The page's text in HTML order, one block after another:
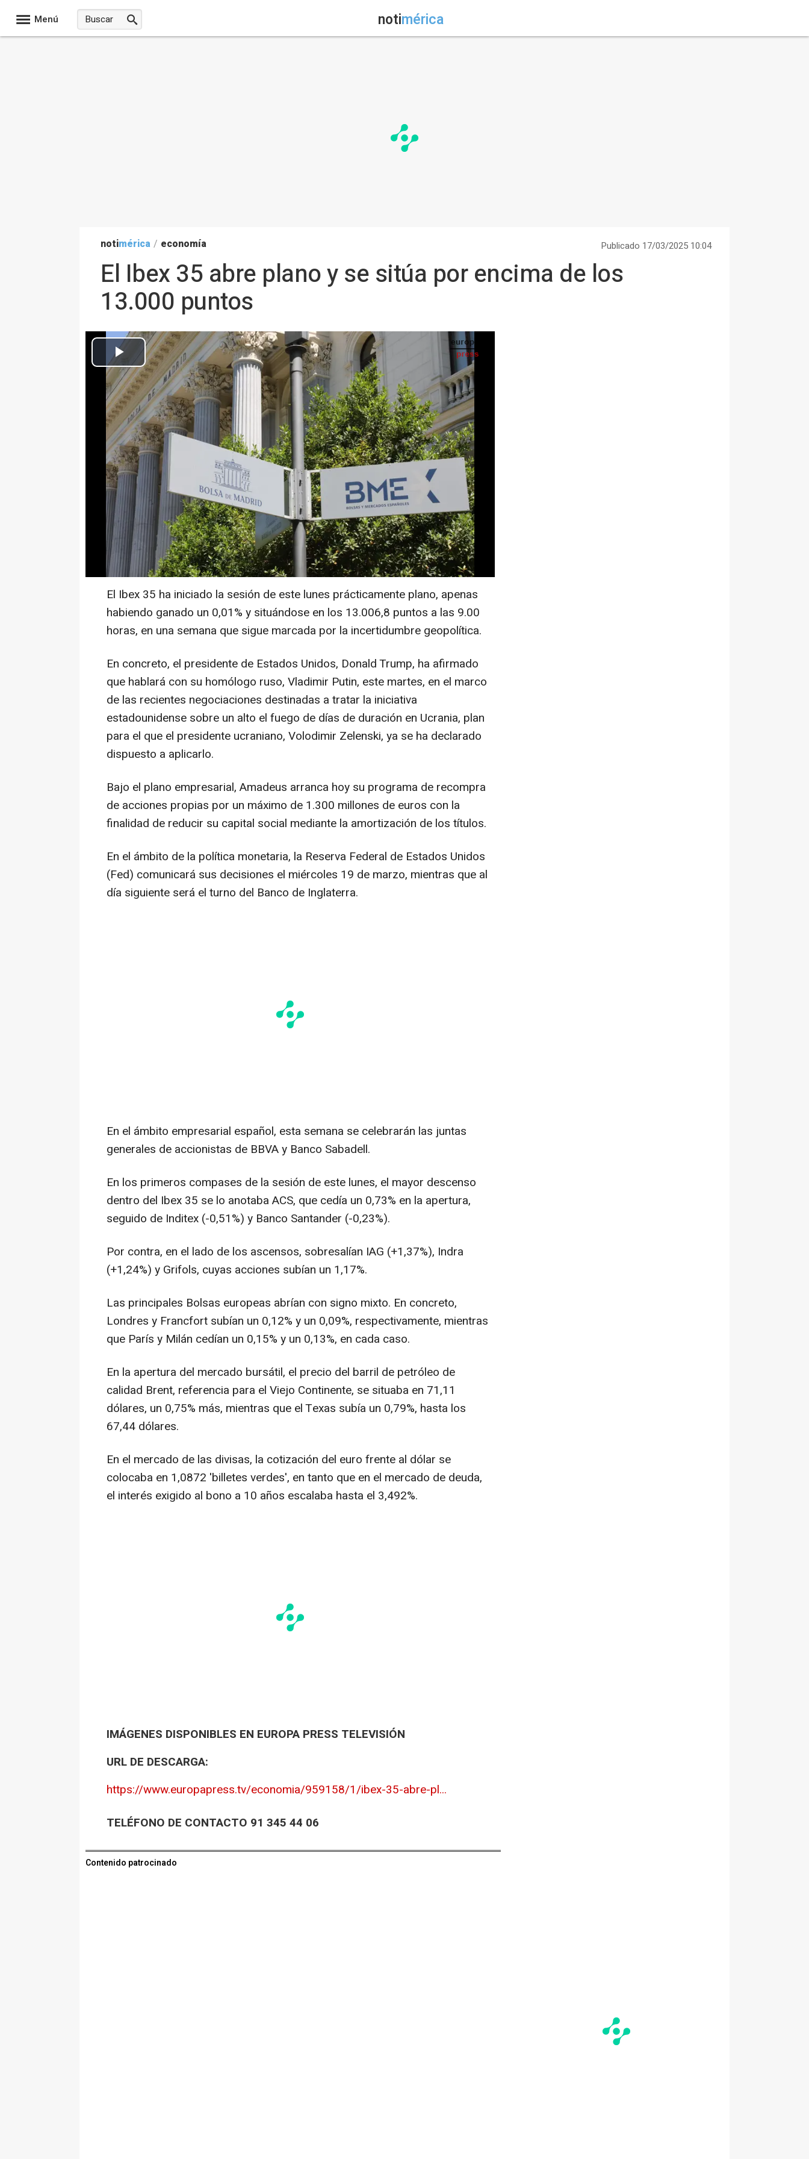
Menú notimérica
notimérica / economía Publicado 17/03/2025 10:04
El Ibex 35 abre plano y se sitúa por encima de los
13.000 puntos
Archivo - Señal de la Bolsa de Madrid frente a la fachada del edificio, en Madrid (España) - Marta Fernández Jara - Europa Press - Archivo
MADRID 17 Mar. (EUROPA PRESS TELEVISIÓN) -
El Ibex 35 ha iniciado la sesión de este lunes prácticamente plano, apenas
habiendo ganado un 0,01% y situándose en los 13.006,8 puntos a las 9.00
horas, en una semana que sigue marcada por la incertidumbre geopolítica.
En concreto, el presidente de Estados Unidos, Donald Trump, ha afirmado
que hablará con su homólogo ruso, Vladimir Putin, este martes, en el marco
de las recientes negociaciones destinadas a tratar la iniciativa
estadounidense sobre un alto el fuego de días de duración en Ucrania, plan
para el que el presidente ucraniano, Volodimir Zelenski, ya se ha declarado
dispuesto a aplicarlo.
Bajo el plano empresarial, Amadeus arranca hoy su programa de recompra
de acciones propias por un máximo de 1.300 millones de euros con la
finalidad de reducir su capital social mediante la amortización de los títulos.
En el ámbito de la política monetaria, la Reserva Federal de Estados Unidos
(Fed) comunicará sus decisiones el miércoles 19 de marzo, mientras que al
día siguiente será el turno del Banco de Inglaterra.
En el ámbito empresarial español, esta semana se celebrarán las juntas
generales de accionistas de BBVA y Banco Sabadell.
En los primeros compases de la sesión de este lunes, el mayor descenso
dentro del Ibex 35 se lo anotaba ACS, que cedía un 0,73% en la apertura,
seguido de Inditex (-0,51%) y Banco Santander (-0,23%).
Por contra, en el lado de los ascensos, sobresalían IAG (+1,37%), Indra
(+1,24%) y Grifols, cuyas acciones subían un 1,17%.
Las principales Bolsas europeas abrían con signo mixto. En concreto,
Londres y Francfort subían un 0,12% y un 0,09%, respectivamente, mientras
que París y Milán cedían un 0,15% y un 0,13%, en cada caso.
En la apertura del mercado bursátil, el precio del barril de petróleo de
calidad Brent, referencia para el Viejo Continente, se situaba en 71,11
dólares, un 0,75% más, mientras que el Texas subía un 0,79%, hasta los
67,44 dólares.
En el mercado de las divisas, la cotización del euro frente al dólar se
colocaba en 1,0872 'billetes verdes', en tanto que en el mercado de deuda,
el interés exigido al bono a 10 años escalaba hasta el 3,492%.
IMÁGENES DISPONIBLES EN EUROPA PRESS TELEVISIÓN
URL DE DESCARGA:
https://www.europapress.tv/economia/959158/1/ibex-35-abre-pl...
TELÉFONO DE CONTACTO 91 345 44 06
Contenido patrocinado